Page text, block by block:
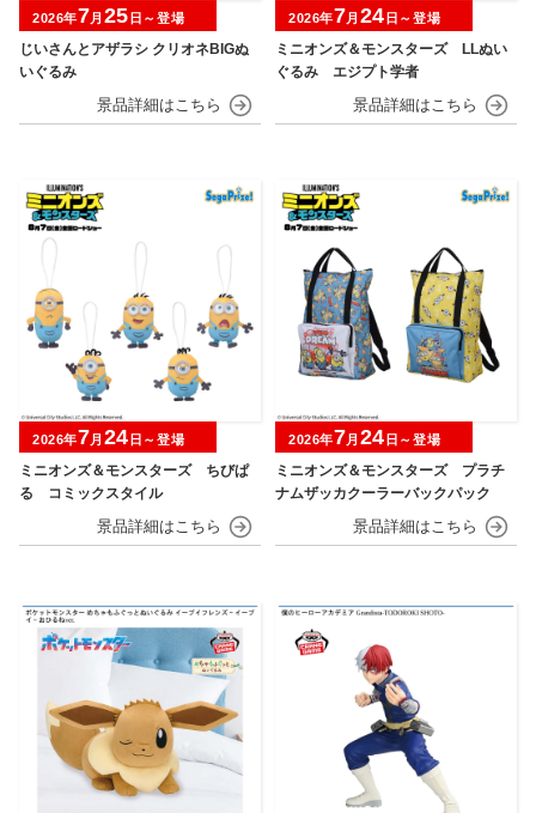
じいさんとアザラシ クリオネBIGぬ
いぐるみ
2026年7月 25 日～登場
ミニオンズ＆モンスターズ LLぬい
ぐるみ エジプト学者
2026年7月 24 日～登場
ミニオンズ＆モンスターズ ちびぱ
る コミックスタイル
2026年7月 24 日～登場
ミニオンズ＆モンスターズ プラチ
ナムザッカクーラーバックパック
2026年7月 24 日～登場